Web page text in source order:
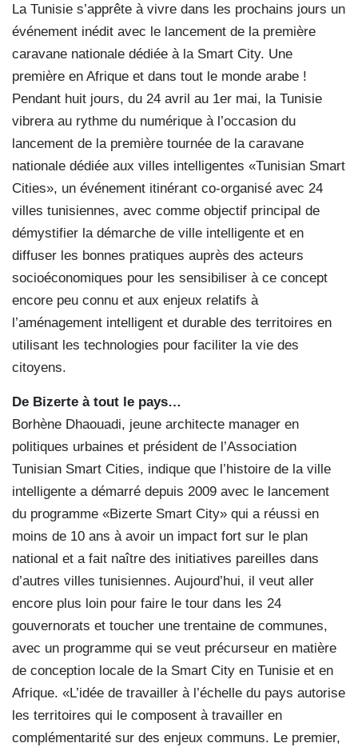
La Tunisie s’apprête à vivre dans les prochains jours un
événement inédit avec le lancement de la première
caravane nationale dédiée à la Smart City. Une
première en Afrique et dans tout le monde arabe !
Pendant huit jours, du 24 avril au 1er mai, la Tunisie
vibrera au rythme du numérique à l’occasion du
lancement de la première tournée de la caravane
nationale dédiée aux villes intelligentes «Tunisian Smart
Cities», un événement itinérant co-organisé avec 24
villes tunisiennes, avec comme objectif principal de
démystifier la démarche de ville intelligente et en
diffuser les bonnes pratiques auprès des acteurs
socioéconomiques pour les sensibiliser à ce concept
encore peu connu et aux enjeux relatifs à
l’aménagement intelligent et durable des territoires en
utilisant les technologies pour faciliter la vie des
citoyens.
De Bizerte à tout le pays…
Borhène Dhaouadi, jeune architecte manager en
politiques urbaines et président de l’Association
Tunisian Smart Cities, indique que l’histoire de la ville
intelligente a démarré depuis 2009 avec le lancement
du programme «Bizerte Smart City» qui a réussi en
moins de 10 ans à avoir un impact fort sur le plan
national et a fait naître des initiatives pareilles dans
d’autres villes tunisiennes. Aujourd’hui, il veut aller
encore plus loin pour faire le tour dans les 24
gouvernorats et toucher une trentaine de communes,
avec un programme qui se veut précurseur en matière
de conception locale de la Smart City en Tunisie et en
Afrique. «L’idée de travailler à l’échelle du pays autorise
les territoires qui le composent à travailler en
complémentarité sur des enjeux communs. Le premier,